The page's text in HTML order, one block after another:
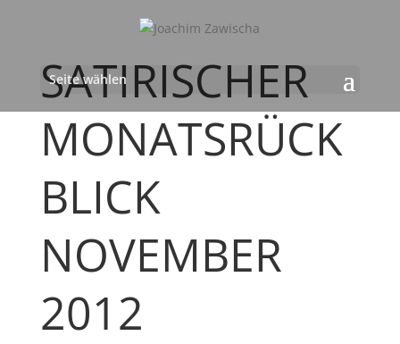
Seite wählen
SATIRISCHER
MONATSRÜCK
BLICK
NOVEMBER
2012